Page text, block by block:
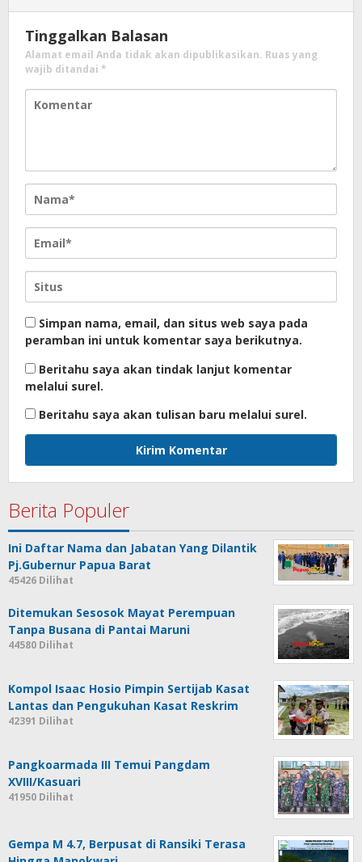
Tinggalkan Balasan
Alamat email Anda tidak akan dipublikasikan. Ruas yang
wajib ditandai *
Simpan nama, email, dan situs web saya pada
peramban ini untuk komentar saya berikutnya.
Beritahu saya akan tindak lanjut komentar
melalui surel.
Beritahu saya akan tulisan baru melalui surel.
Berita Populer
Ini Daftar Nama dan Jabatan Yang Dilantik
Pj.Gubernur Papua Barat
45426 Dilihat
Ditemukan Sesosok Mayat Perempuan
Tanpa Busana di Pantai Maruni
44580 Dilihat
Kompol Isaac Hosio Pimpin Sertijab Kasat
Lantas dan Pengukuhan Kasat Reskrim
42391 Dilihat
Pangkoarmada III Temui Pangdam
XVIII/Kasuari
41950 Dilihat
Gempa M 4.7, Berpusat di Ransiki Terasa